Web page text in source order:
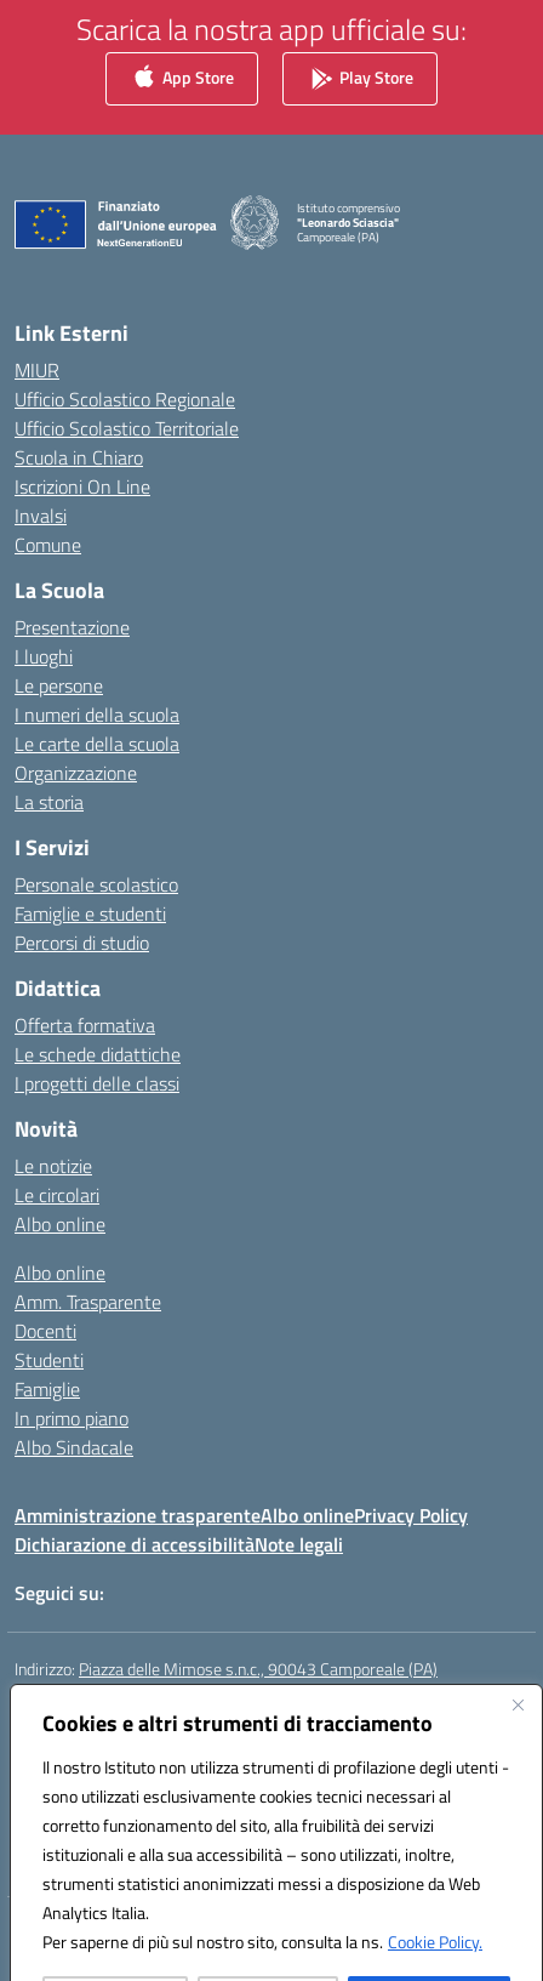
Cookies e altri strumenti di tracciamento
Il nostro Istituto non utilizza strumenti di profilazione degli utenti -
sono utilizzati esclusivamente cookies tecnici necessari al
corretto funzionamento del sito, alla fruibilità dei servizi
istituzionali e alla sua accessibilità – sono utilizzati, inoltre,
strumenti statistici anonimizzati messi a disposizione da Web
Analytics Italia.
Per saperne di più sul nostro sito, consulta la ns.Cookie Policy.
Scarica la nostra app ufficiale su:
App Store Play Store
Istituto comprensivo
"Leonardo Sciascia"
Camporeale (PA)
— Visita la pagina iniziale della scuola
Link Esterni
MIUR
Ufficio Scolastico Regionale
Ufficio Scolastico Territoriale
Scuola in Chiaro
Iscrizioni On Line
Invalsi
Comune
La Scuola
Presentazione
I luoghi
Le persone
I numeri della scuola
Le carte della scuola
Organizzazione
La storia
I Servizi
Personale scolastico
Famiglie e studenti
Percorsi di studio
Didattica
Offerta formativa
Le schede didattiche
I progetti delle classi
Novità
Le notizie
Le circolari
Albo online
Albo online
Amm. Trasparente
Docenti
Studenti
Famiglie
In primo piano
Albo Sindacale
Amministrazione trasparenteAlbo onlinePrivacy Policy
Dichiarazione di accessibilitàNote legali
Seguici su:
Indirizzo: Piazza delle Mimose s.n.c., 90043 Camporeale (PA)
Centralino:
Email:paic840008@istruzione.it
Codice fiscale: 80048770822
Codice meccanografico:
PAIC840008
Codice unico di fatturazione (CUF): UFHJ80
Hosting & Powered by 3D Solution S.r.l.
Concept & Design by Designers Italia